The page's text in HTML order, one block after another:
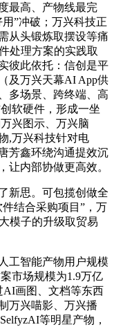
最高、产物线最完
”冲破；万兴科技正
从头锻炼取摆设等痛
处理方案的实践取
彼此依托：信创是平
及万兴天幕AI App供
多场景、跨终端、高
软硬件，形成一坐
兴图示、万兴脑
,万兴科技针对电
芳鑫环绕沟通提效沉
让内部协做更高效。
思。可包揽创做全
结合采购项目”，万
模子的升级取贸易
智能产物用户规模
市场规模为1.9万亿
AI画图、文档等东西
万兴喵影、万兴播
等明星产物，